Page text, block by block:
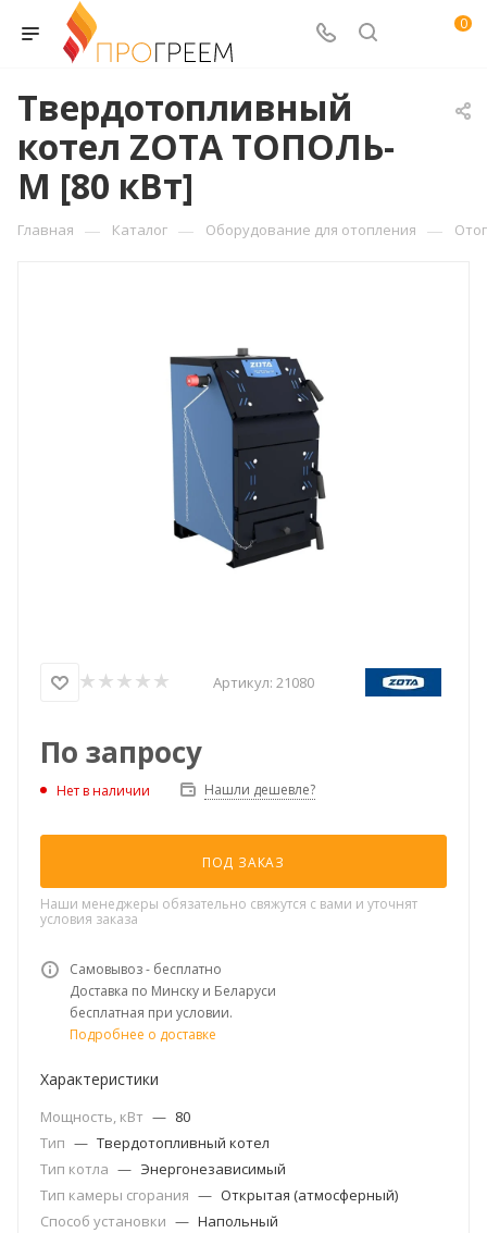
0
Твердотопливный
котел ZOTA ТОПОЛЬ-
М [80 кВт]
Главная — Каталог — Оборудование для отопления —
Артикул: 21080
По запросу
Нет в наличии Нашли дешевле?
ПОД ЗАКАЗ
Наши менеджеры обязательно свяжутся с вами и уточнят
условия заказа
Самовывоз - бесплатно
Доставка по Минску и Беларуси
бесплатная при условии.
Подробнее о доставке
Характеристики
Мощность, кВт — 80
Тип — Твердотопливный котел
Тип котла — Энергонезависимый
Тип камеры сгорания — Открытая (атмосферный)
Способ установки — Напольный